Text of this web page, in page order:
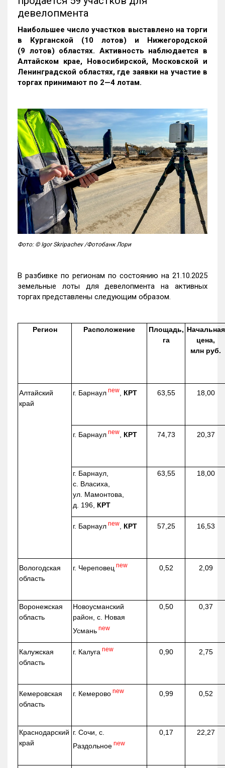
девелопмента
Наибольшее число участков выставлено на торги
в Курганской (10 лотов) и Нижегородской
(9 лотов) областях. Активность наблюдается в
Алтайском крае, Новосибирской, Московской и
Ленинградской областях, где заявки на участие в
торгах принимают по 2—4 лотам.
Фото: © Igor Skripachev /Фотобанк Лори
В разбивке по регионам по состоянию на 21.10.2025
земельные лоты для девелопмента на активных
торгах представлены следующим образом.
Регион Расположение
Площадь,
га
Начальная
цена,
млн руб.
Алтайский
край
г. Барнаул new КРТ 63,55 18,00
г. Барнаул new КРТ 74,73 20,37
г. Барнаул,
с. Власиха,
ул. Мамонтова,
д. 196, КРТ
63,55 18,00
г. Барнаул new КРТ 57,25 16,53
Вологодская
область
г. Череповец new 0,52 2,09
Воронежская
область
Новоусманский
район, с. Новая
Усмань new
0,50 0,37
Калужская
область
г. Калуга new 0,90 2,75
Кемеровская
область
г. Кемерово new 0,99 0,52
Краснодарский
край
г. Сочи, с.
Раздольное new
0,17 22,27